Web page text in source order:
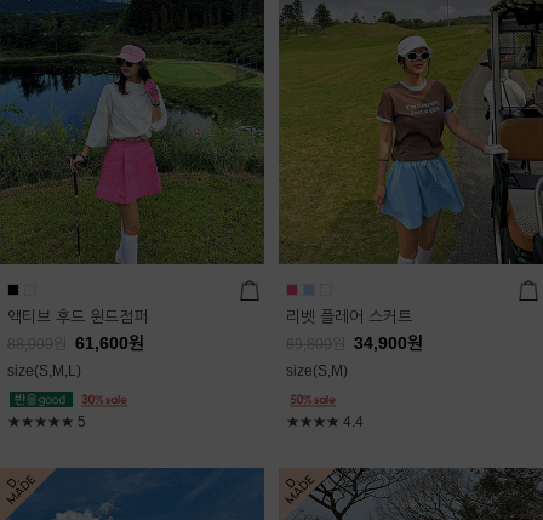
액티브 후드 윈드점퍼
88,000 61,600원
size(S,M,L)
★★★★★ 5
리벳 플레어 스커트
69,800 34,900원
size(S,M)
★★★★ 4.4